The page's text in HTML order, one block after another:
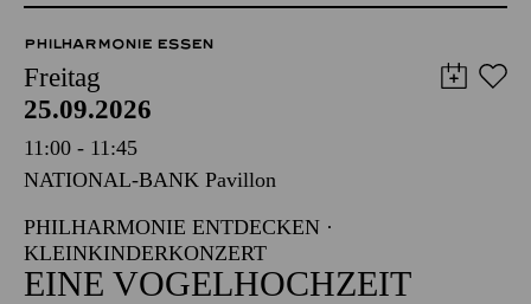
PHILHARMONIE ESSEN
Freitag
25.09.2026
11:00 - 11:45
NATIONAL-BANK Pavillon
PHILHARMONIE ENTDECKEN ·
KLEINKINDERKONZERT
EINE VOGELHOCHZEIT